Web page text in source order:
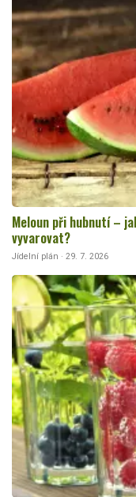
Meloun při hubnutí –
vyvarovat?
Jídelní plán · 29. 7. 2026